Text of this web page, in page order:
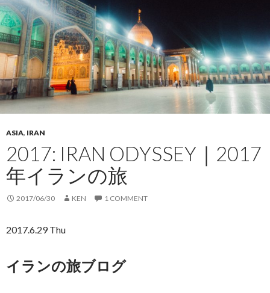
ASIA, IRAN
2017: IRAN ODYSSEY｜2017
年イランの旅
2017/06/30 KEN 1 COMMENT
2017.6.29 Thu
イランの旅ブログ